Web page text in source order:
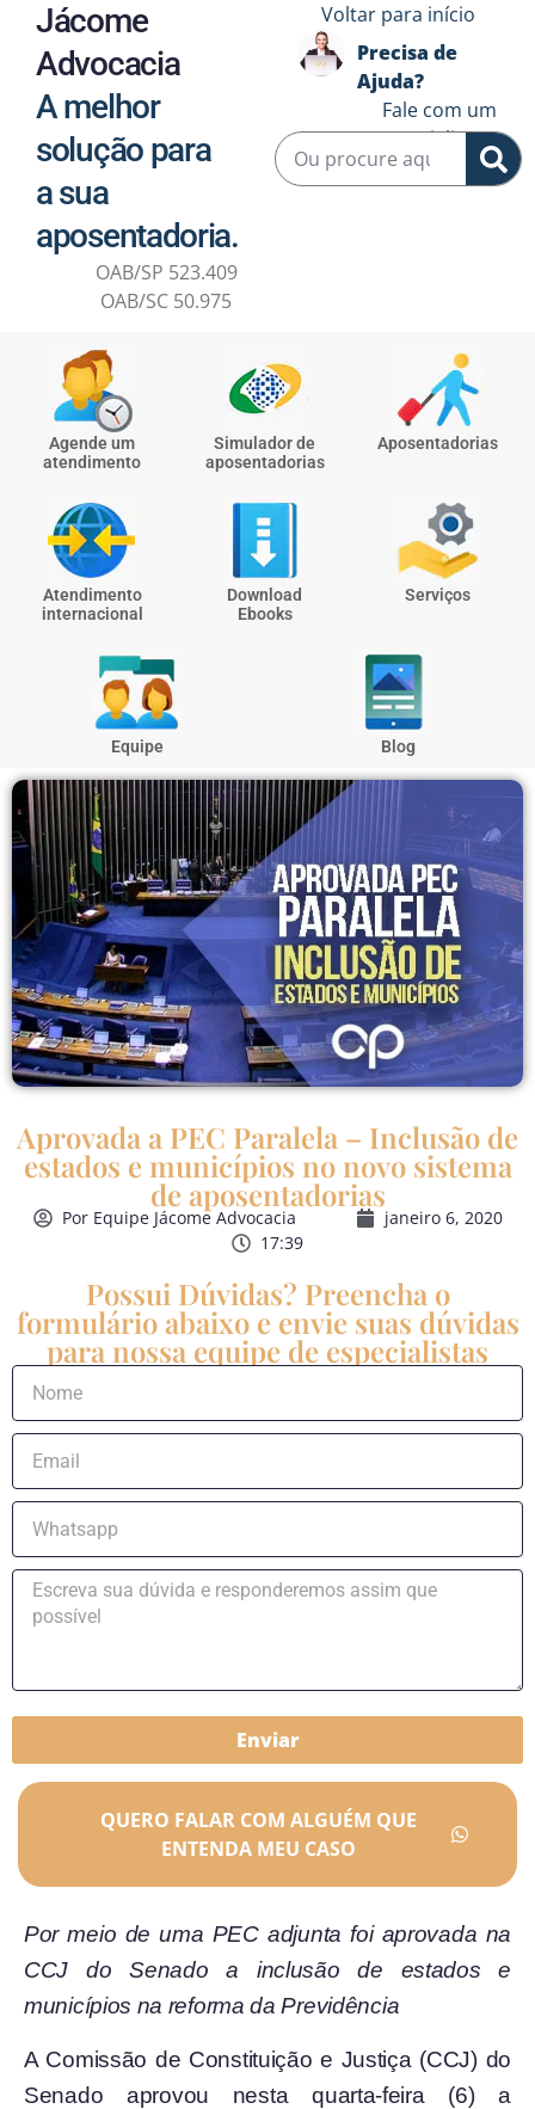
Jácome
Advocacia
A melhor
solução para
a sua
aposentadoria.
OAB/SP 523.409
OAB/SC 50.975
Voltar para início
Precisa de
Ajuda?
Fale com um
especialista ↗️
Agende um
atendimento
Simulador de
aposentadorias
Aposentadorias
Atendimento
internacional
Download
Ebooks
Serviços
Equipe Blog
Aprovada a PEC Paralela – Inclusão de
estados e municípios no novo sistema
de aposentadorias
PorEquipe Jácome Advocacia
janeiro 6, 2020
17:39
Possui Dúvidas? Preencha o
formulário abaixo e envie suas dúvidas
para nossa equipe de especialistas
Enviar
QUERO FALAR COM ALGUÉM QUE
ENTENDA MEU CASO
Por meio de uma PEC adjunta foi aprovada na
CCJ do Senado a inclusão de estados e
municípios na reforma da Previdência
A Comissão de Constituição e Justiça (CCJ) do
Senado aprovou nesta quarta-feira (6) a